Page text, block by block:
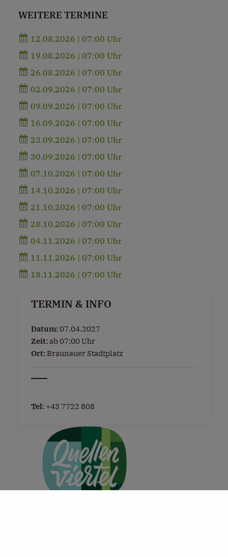
WEITERE TERMINE
12.08.2026 | 07:00 Uhr
19.08.2026 | 07:00 Uhr
26.08.2026 | 07:00 Uhr
02.09.2026 | 07:00 Uhr
09.09.2026 | 07:00 Uhr
16.09.2026 | 07:00 Uhr
23.09.2026 | 07:00 Uhr
30.09.2026 | 07:00 Uhr
07.10.2026 | 07:00 Uhr
14.10.2026 | 07:00 Uhr
21.10.2026 | 07:00 Uhr
28.10.2026 | 07:00 Uhr
04.11.2026 | 07:00 Uhr
11.11.2026 | 07:00 Uhr
18.11.2026 | 07:00 Uhr
TERMIN & INFO
Datum:07.04.2027
Zeit: ab 07:00 Uhr
Ort: Braunauer Stadtplatz
Tel: +43 7722 808